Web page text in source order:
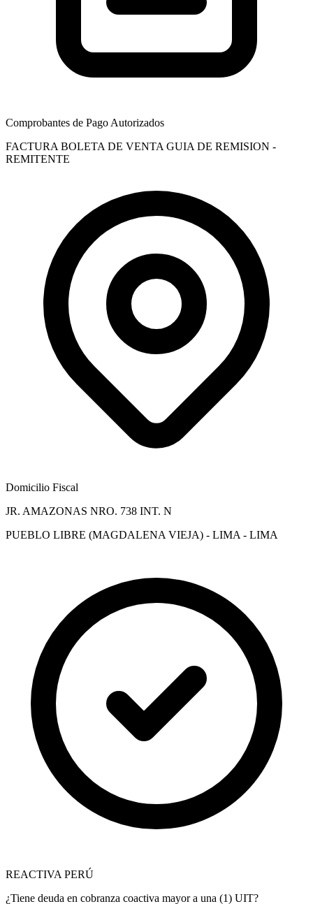
Comprobantes de Pago Autorizados
FACTURA BOLETA DE VENTA GUIA DE REMISION -
REMITENTE
Domicilio Fiscal
JR. AMAZONAS NRO. 738 INT. N
PUEBLO LIBRE (MAGDALENA VIEJA) - LIMA - LIMA
REACTIVA PERÚ
¿Tiene deuda en cobranza coactiva mayor a una (1) UIT?